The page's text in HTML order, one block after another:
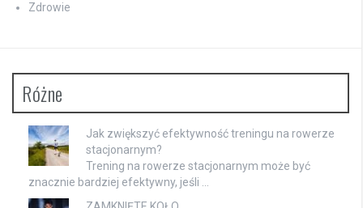
Zdrowie
Różne
Jak zwiększyć efektywność treningu na rowerze
stacjonarnym?
Trening na rowerze stacjonarnym może być
znacznie bardziej efektywny, jeśli …